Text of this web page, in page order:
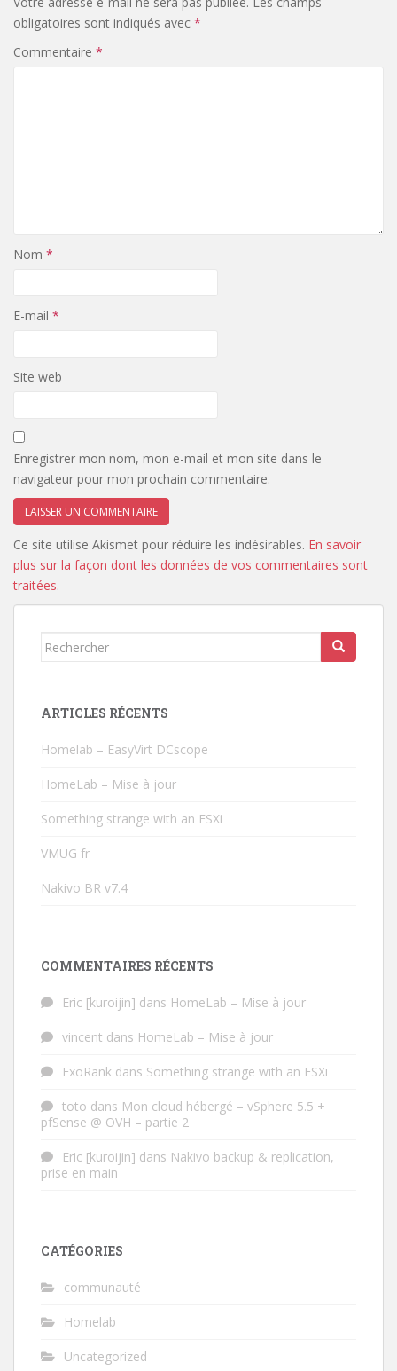
obligatoires sont indiqués avec *
Commentaire *
Nom *
E-mail *
Site web
Enregistrer mon nom, mon e-mail et mon site dans le
navigateur pour mon prochain commentaire.
Ce site utilise Akismet pour réduire les indésirables. En savoir
plus sur la façon dont les données de vos commentaires sont
traitées.
Rechercher...
ARTICLES RÉCENTS
Homelab – EasyVirt DCscope
HomeLab – Mise à jour
Something strange with an ESXi
VMUG fr
Nakivo BR v7.4
COMMENTAIRES RÉCENTS
Eric [kuroijin] dans HomeLab – Mise à jour
vincent dans HomeLab – Mise à jour
ExoRank dans Something strange with an ESXi
toto dans Mon cloud hébergé – vSphere 5.5 +
pfSense @ OVH – partie 2
Eric [kuroijin] dans Nakivo backup & replication,
prise en main
CATÉGORIES
communauté
Homelab
Uncategorized